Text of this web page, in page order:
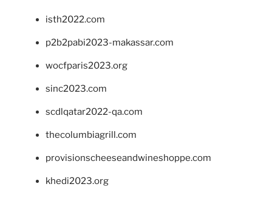
isth2022.com
p2b2pabi2023-makassar.com
wocfparis2023.org
sinc2023.com
scdlqatar2022-qa.com
thecolumbiagrill.com
provisionscheeseandwineshoppe.com
khedi2023.org